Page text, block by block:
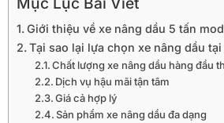
Giới thiệu về xe nâng dầu 5 tấn
Tại sao lại lựa chọn xe nâng dầu
Chất lượng xe nâng dầu hàng đầu
Dịch vụ hậu mãi tận tâm
Giá cả hợp lý
Sản phẩm xe nâng dầu đa dạng